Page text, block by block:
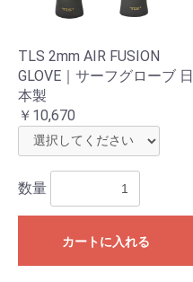
TLS 2mm AIR FUSION
GLOVE｜サーフグローブ 日
本製
￥10,670
数量
カートに入れる